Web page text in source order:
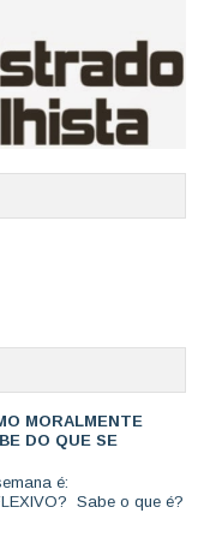
MORALMENTE
DO QUE SE
é:
Sabe o que é?